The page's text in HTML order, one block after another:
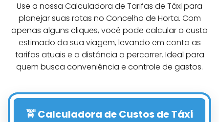
Use a nossa Calculadora de Tarifas de Táxi para
planejar suas rotas no Concelho de Horta. Com
apenas alguns cliques, você pode calcular o custo
estimado da sua viagem, levando em conta as
tarifas atuais e a distância a percorrer. Ideal para
quem busca conveniência e controle de gastos.
🚖 Calculadora de Custos de Táxi